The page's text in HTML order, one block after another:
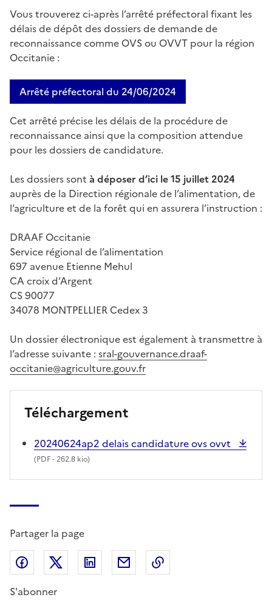
Vous trouverez ci-après l’arrêté préfectoral fixant les
délais de dépôt des dossiers de demande de
reconnaissance comme OVS ou OVVT pour la région
Occitanie :
Arrêté préfectoral du 24/06/2024
Cet arrêté précise les délais de la procédure de
reconnaissance ainsi que la composition attendue
pour les dossiers de candidature.
Les dossiers sont à déposer d’ici le 15 juillet 2024
auprès de la Direction régionale de l’alimentation, de
l’agriculture et de la forêt qui en assurera l’instruction :
DRAAF Occitanie
Service régional de l’alimentation
697 avenue Etienne Mehul
CA croix d’Argent
CS 90077
34078 MONTPELLIER Cedex 3
Un dossier électronique est également à transmettre à
l’adresse suivante : sral-gouvernance.draaf-
occitanie@agriculture.gouv.fr
Téléchargement
20240624ap2 delais candidature ovs ovvt
(PDF- 262.8 kio)
Partager la page
Partager sur Facebook
Partager sur X (anciennement Twitter)
Partager sur LinkedIn
Partager par email
S'abonner